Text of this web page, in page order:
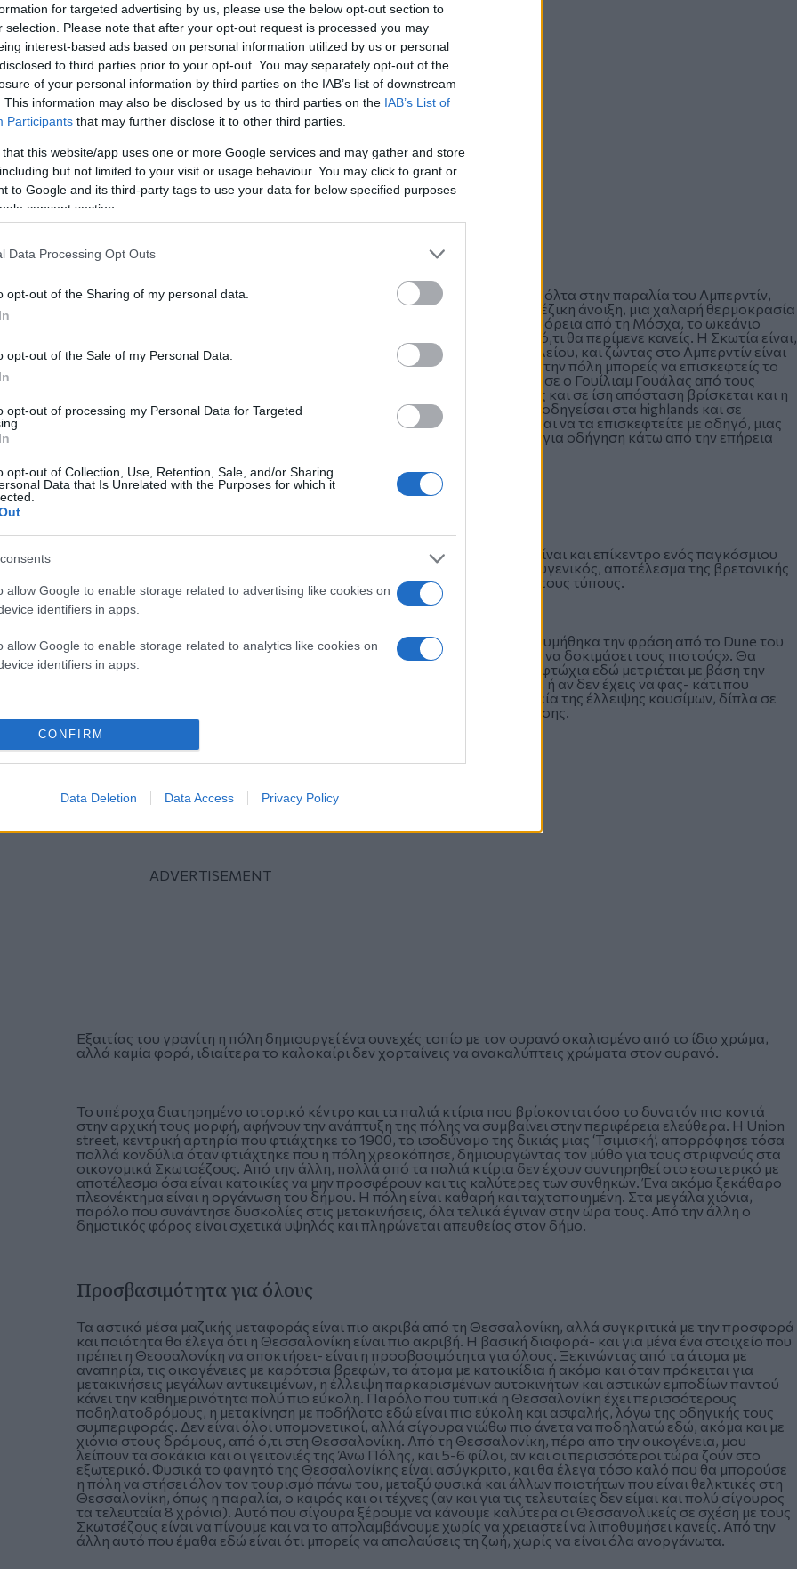
for targeted advertising by us, please use the below opt-out section to
selection. Please note that after your opt-out request is processed you may
interest-based ads based on personal information utilized by us or personal
to third parties prior to your opt-out. You may separately opt-out of the
of your personal information by third parties on the IAB’s list of downstream
This information may also be disclosed by us to third parties on the IAB’s List of
Participants that may further disclose it to other third parties.
that this website/app uses one or more Google services and may gather and store
but not limited to your visit or usage behaviour. You may click to grant or
to Google and its third-party tags to use your data for below specified purposes
consent section.
Data Processing Opt Outs
opt-out of the Sharing of my personal data.
opt-out of the Sale of my Personal Data.
opt-out of processing my Personal Data for Targeted
opt-out of Collection, Use, Retention, Sale, and/or Sharing
Data that Is Unrelated with the Purposes for which it
allow Google to enable storage related to advertising like cookies on
identifiers in apps.
allow Google to enable storage related to analytics like cookies on
identifiers in apps.
CONFIRM
Data Deletion Data Access Privacy Policy
Ποδηλατώντας στην παραλία
Μου αρέσει να ποδηλατώ στις ακτές της Βόρειας Θάλασσας, να κάνω βόλτα στην παραλία του Αμπερντίν,
όταν ο καιρός είναι καλός. Όταν έφτασα πέρσι με υποδέχτηκε η σκωτσέζικη άνοιξη, μια χαλαρή θερμοκρασία
20 βαθμών, και μια φύση καταπράσινη. Παρόλο που βρισκόμαστε πιο βόρεια από τη Μόσχα, το ωκεάνιο
κλίμα και το ρεύμα του κόλπου κάνουν τον καιρό αρκετά πιο ήπιο από ό,τι θα περίμενε κανείς. Η Σκωτία είναι,
κατά τη γνώμη μου, από τις πιο υπέροχες περιοχές του Ηνωμένες Βασιλείου, και ζώντας στο Αμπερντίν είναι
εύκολο να απολαύσει κανείς τη φύση και την εξοχή. Λίγο πιο νότια από την πόλη μπορείς να επισκεφτείς το
Stonehaven με το κάστρο Dunnotar, με τον θρύλο να λέει ότι το κατέκτησε ο Γουίλιαμ Γουάλας από τους
Άγγλους, σκοτώνοντας όλη τη φρουρά. Από την άλλη πλευρά της πόλης και σε ίση απόσταση βρίσκεται και η
καλοκαιρινή –ιδιωτική- κατοικία της βασίλισσας, προσπερνώντας την οδηγείσαι στα highlands και σε
περιπετειώδεις περιπτύξεις με ασκούς και βραστήρες ουίσκι. Συνιστάται να τα επισκεφτείτε με οδηγό, μιας
και αποκλείεται να φύγετε αμέθυστοι, και από την άλλη εδώ οι έλεγχοι για οδήγηση κάτω από την επήρεια
Το Αμπερντίν είναι μια ανοιχτή πόλη. Δεκτική με τους ξένους, μιας και είναι και επίκεντρο ενός παγκόσμιου
δικτύου της βιομηχανίας πετρελαίου. Ο κόσμος εδώ είναι εξαιρετικά ευγενικός, αποτέλεσμα της βρετανικής
ευγένειας και ανεκτικότητας, αν και ορισμένες φορές γίνεται μόνο για τους τύπους.
Το Αμπερντίν είναι μια παγωμένη πόλη. Ποδηλατώντας στον χειμώνα, θυμήθηκα την φράση από το Dune του
Frank Herbert για τον πλανήτη Αράκις: «Ο θεός έφτιαξε τον Αράκις για να δοκιμάσει τους πιστούς». Θα
μπορούσε να έχει ειπωθεί και για το Αμπερντίν… Εξ αιτίας του κρύου η φτώχια εδώ μετριέται με βάση την
έλλειψη καυσίμων, είσαι φτωχός αν δεν έχεις να ζεστάνεις το σπίτι σου, ή αν δεν έχεις να φας- κάτι που
συμβαίνει και στην Θεσσαλονίκη, μόνο που εδώ η αντίθεση και η ειρωνεία της έλλειψης καυσίμων, δίπλα σε
πετρελαιοπηγές έχει διαφορετικό νόημα από την Θεσσαλονίκη της κρίσης.
Εξαιτίας του γρανίτη η πόλη δημιουργεί ένα συνεχές τοπίο με τον ουρανό σκαλισμένο από το ίδιο χρώμα,
αλλά καμία φορά, ιδιαίτερα το καλοκαίρι δεν χορταίνεις να ανακαλύπτεις χρώματα στον ουρανό.
Το υπέροχα διατηρημένο ιστορικό κέντρο και τα παλιά κτίρια που βρίσκονται όσο το δυνατόν πιο κοντά
στην αρχική τους μορφή, αφήνουν την ανάπτυξη της πόλης να συμβαίνει στην περιφέρεια ελεύθερα. Η Union
street, κεντρική αρτηρία που φτιάχτηκε το 1900, το ισοδύναμο της δικιάς μιας ‘Τσιμισκή’, απορρόφησε τόσα
πολλά κονδύλια όταν φτιάχτηκε που η πόλη χρεοκόπησε, δημιουργώντας τον μύθο για τους στριφνούς στα
οικονομικά Σκωτσέζους. Από την άλλη, πολλά από τα παλιά κτίρια δεν έχουν συντηρηθεί στο εσωτερικό με
αποτέλεσμα όσα είναι κατοικίες να μην προσφέρουν και τις καλύτερες των συνθηκών. Ένα ακόμα ξεκάθαρο
πλεονέκτημα είναι η οργάνωση του δήμου. Η πόλη είναι καθαρή και ταχτοποιημένη. Στα μεγάλα χιόνια,
παρόλο που συνάντησε δυσκολίες στις μετακινήσεις, όλα τελικά έγιναν στην ώρα τους. Από την άλλη ο
δημοτικός φόρος είναι σχετικά υψηλός και πληρώνεται απευθείας στον δήμο.
Προσβασιμότητα για όλους
Τα αστικά μέσα μαζικής μεταφοράς είναι πιο ακριβά από τη Θεσσαλονίκη, αλλά συγκριτικά με την προσφορά
και ποιότητα θα έλεγα ότι η Θεσσαλονίκη είναι πιο ακριβή. Η βασική διαφορά- και για μένα ένα στοιχείο που
πρέπει η Θεσσαλονίκη να αποκτήσει- είναι η προσβασιμότητα για όλους. Ξεκινώντας από τα άτομα με
αναπηρία, τις οικογένειες με καρότσια βρεφών, τα άτομα με κατοικίδια ή ακόμα και όταν πρόκειται για
μετακινήσεις μεγάλων αντικειμένων, η έλλειψη παρκαρισμένων αυτοκινήτων και αστικών εμποδίων παντού
κάνει την καθημερινότητα πολύ πιο εύκολη. Παρόλο που τυπικά η Θεσσαλονίκη έχει περισσότερους
ποδηλατοδρόμους, η μετακίνηση με ποδήλατο εδώ είναι πιο εύκολη και ασφαλής, λόγω της οδηγικής τους
συμπεριφοράς. Δεν είναι όλοι υπομονετικοί, αλλά σίγουρα νιώθω πιο άνετα να ποδηλατώ εδώ, ακόμα και με
χιόνια στους δρόμους, από ό,τι στη Θεσσαλονίκη. Από τη Θεσσαλονίκη, πέρα απο την οικογένεια, μου
λείπουν τα σοκάκια και οι γειτονιές της Άνω Πόλης, και 5-6 φίλοι, αν και οι περισσότεροι τώρα ζούν στο
εξωτερικό. Φυσικά το φαγητό της Θεσσαλονίκης είναι ασύγκριτο, και θα έλεγα τόσο καλό που θα μπορούσε
η πόλη να στήσει όλον τον τουρισμό πάνω του, μεταξύ φυσικά και άλλων ποιοτήτων που είναι θελκτικές στη
Θεσσαλονίκη, όπως η παραλία, ο καιρός και οι τέχνες (αν και για τις τελευταίες δεν είμαι και πολύ σίγουρος
τα τελευταία 8 χρόνια). Αυτό που σίγουρα ξέρουμε να κάνουμε καλύτερα οι Θεσσανολικείς σε σχέση με τους
Σκωτσέζους είναι να πίνουμε και να το απολαμβάνουμε χωρίς να χρειαστεί να λιποθυμήσει κανείς. Από την
άλλη αυτό που έμαθα εδώ είναι ότι μπορείς να απολαύσεις τη ζωή, χωρίς να είναι όλα ανοργάνωτα.